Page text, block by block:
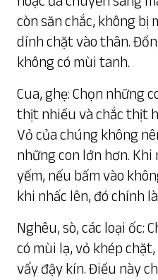
còn săn chắc, không bị
dính chặt vào thân.
không có mùi tanh.
Cua, ghẹ: Chọn những
thịt nhiều và chắc thịt
Vỏ của chúng không
những con lớn hơn. Khi
yếm, nếu bấm vào
khi nhấc lên, đó chính
Nghêu, sò, các loại ốc:
có mùi lạ, vỏ khép
vẩy đậy kín. Điều này